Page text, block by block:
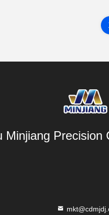
Minjiang Precision